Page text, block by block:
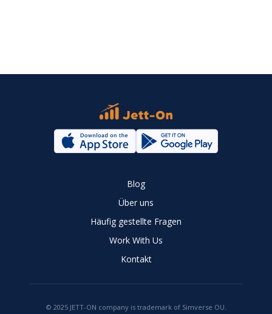
Blog
Über uns
Häufig gestellte Fragen
Work With Us
Kontakt
© 2025 JETT-ON company is trademark of Simverse OU.